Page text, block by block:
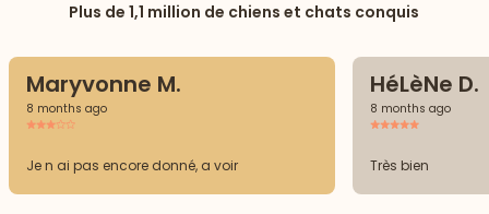
Plus de 1,1 million de chiens et chats conquis
Maryvonne M.
8 months ago
Je n ai pas encore donné, a voir
HéLèNe D.
8 months ago
Très bien